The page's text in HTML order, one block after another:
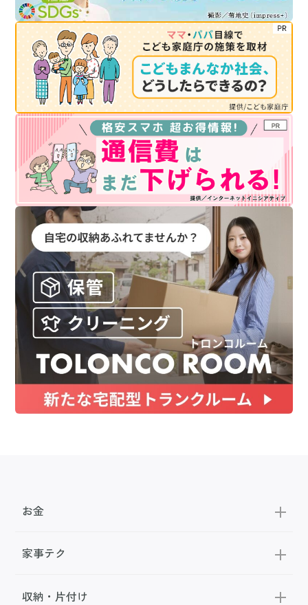
お金
家事テク
収納・片付け